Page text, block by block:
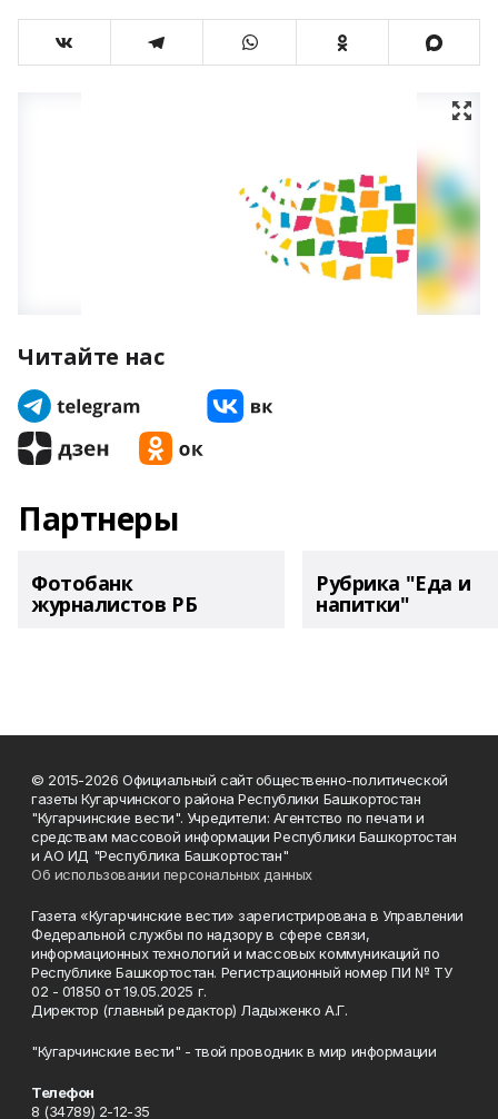
Читайте нас
Партнеры
Фотобанк
журналистов РБ
Рубрика "Еда и
напитки"
© 2015-2026 Официальный сайт общественно-политической
газеты Кугарчинского района Республики Башкортостан
"Кугарчинские вести". Учредители: Агентство по печати и
средствам массовой информации Республики Башкортостан
и АО ИД "Республика Башкортостан"
Об использовании персональных данных
Газета «Кугарчинские вести» зарегистрирована в Управлении
Федеральной службы по надзору в сфере связи,
информационных технологий и массовых коммуникаций по
Республике Башкортостан. Регистрационный номер ПИ № ТУ
02 - 01850 от 19.05.2025 г.
Директор (главный редактор) Ладыженко А.Г.
"Кугарчинские вести" - твой проводник в мир информации
Телефон
8 (34789) 2-12-35